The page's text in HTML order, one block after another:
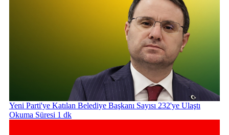
Yeni Parti'ye Katılan Belediye Başkanı Sayısı 232'ye Ulaştı
Okuma Süresi 1 dk